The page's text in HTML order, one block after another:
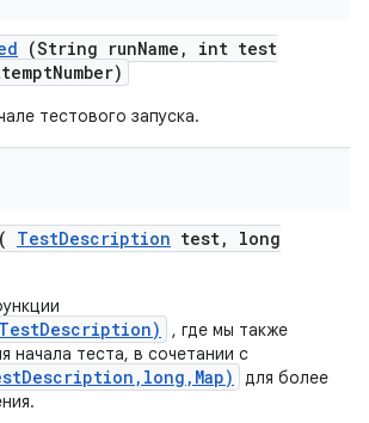
(String runName ,
int test
Number)
тестового запуска.
( TestDescription test,
long
, где мы также
начала теста, в сочетании с
для более